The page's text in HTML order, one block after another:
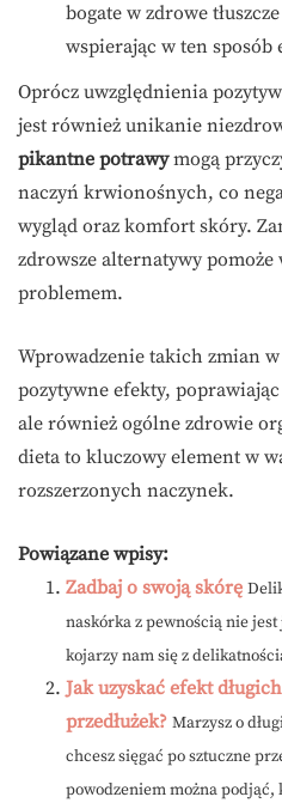
bogate w zdrowe
wspierając w ten sposób
Oprócz uwzględnienia
jest również unikanie
pikantne potrawymogą
naczyń krwionośnych, co
wygląd oraz komfort skóry.
zdrowsze alternatywy pomoże
problemem.
Wprowadzenie takich zmian
pozytywne efekty,
ale również ogólne zdrowie
dieta to kluczowy element w
rozszerzonych naczynek.
Powiązane wpisy:
Zadbaj o swoją skórę
naskórka z pewnością nie
kojarzy nam się z
Jak uzyskać efekt
przedłużek? Marzysz o
chcesz sięgać po sztuczne
powodzeniem można podjąć,